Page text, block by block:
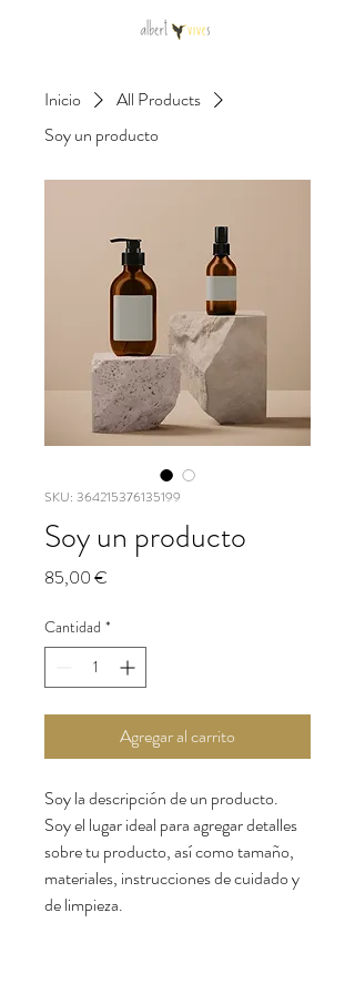
Inicio
All Products
Soy un producto
SKU: 364215376135199
Soy un producto
85,00 €
Cantidad *
Agregar al carrito
Soy la descripción de un producto.
Soy el lugar ideal para agregar detalles
sobre tu producto, así como tamaño,
materiales, instrucciones de cuidado y
de limpieza.